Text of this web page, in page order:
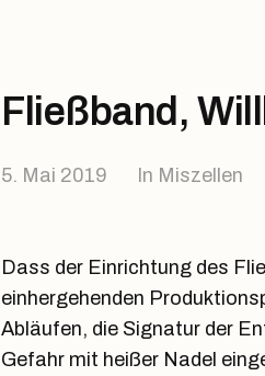
Fließband,
5. Mai 2019 In Miszellen
Dass der Einrichtung des
einhergehenden
Abläufen, die Signatur der
Gefahr mit heißer Nadel